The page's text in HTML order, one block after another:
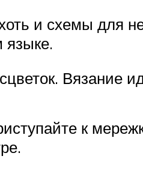
и схемы для
языке.
Вязание
к